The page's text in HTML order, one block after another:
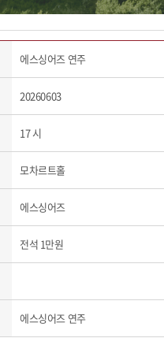
에스싱어즈 연주
20260603
17 시
모차르트홀
에스싱어즈
전석 1만원
에스싱어즈 연주